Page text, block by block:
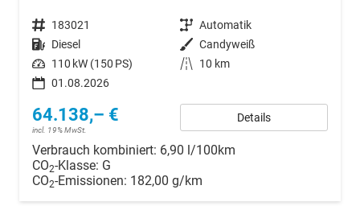
Fahrzeugnr. 183021 Getriebe Automatik
Kraftstoff Diesel Außenfarbe Candyweiß
Leistung 110 kW (150 PS) Kilometerstand
10 km
01.08.2026
64.138,– €
incl. 19% MwSt.
Details
Verbrauch kombiniert: 6,90 l/100km
CO2-Klasse: G
CO2-Emissionen: 182,00 g/km